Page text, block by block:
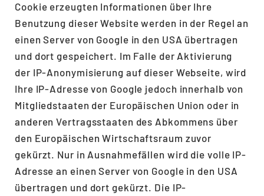
Cookie erzeugten Informationen über Ihre
Benutzung dieser Website werden in der Regel an
einen Server von Google in den USA übertragen
und dort gespeichert. Im Falle der Aktivierung
der IP-Anonymisierung auf dieser Webseite, wird
Ihre IP-Adresse von Google jedoch innerhalb von
Mitgliedstaaten der Europäischen Union oder in
anderen Vertragsstaaten des Abkommens über
den Europäischen Wirtschaftsraum zuvor
gekürzt. Nur in Ausnahmefällen wird die volle IP-
Adresse an einen Server von Google in den USA
übertragen und dort gekürzt. Die IP-